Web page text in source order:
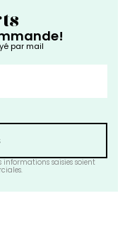
par mail
informations saisies soient